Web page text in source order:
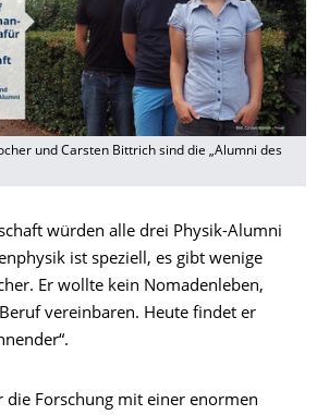
und Carsten Bittrich sind die „Alumni des
würden alle drei Physik-Alumni
ist speziell, es gibt wenige
Er wollte kein Nomadenleben,
vereinbaren. Heute findet er
die Forschung mit einer enormen